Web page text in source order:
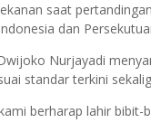
saat
dan
Nurjayadi
standar terkini
berharap lahir